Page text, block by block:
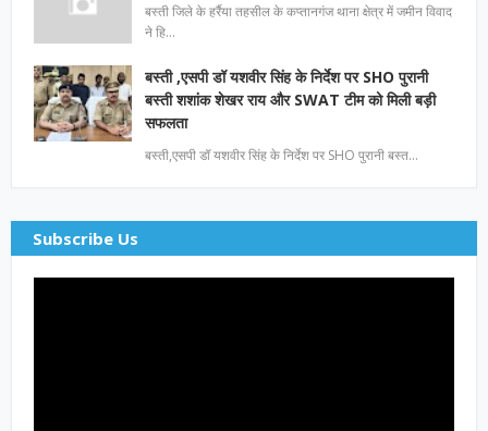
बस्ती जिले के हर्रैया तहसील के कप्तानगंज थाना क्षेत्र में जमीन विवाद
ने हि…
बस्ती ,एसपी डॉ यशवीर सिंह के निर्देश पर SHO पुरानी
बस्ती शशांक शेखर राय और SWAT टीम को मिली बड़ी
सफलता
बस्ती,एसपी डॉ यशवीर सिंह के निर्देश पर SHO पुरानी बस्त…
Subscribe Us